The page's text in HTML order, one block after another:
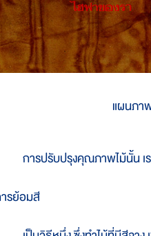
แผนภา
การปรับปรุงคุณภาพไม้นั้น เรา
รย้อมสี